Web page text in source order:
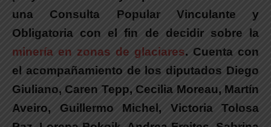
una Consulta Popular Vinculante y
Obligatoria con el fin de decidir sobre la
minería en zonas de glaciares. Cuenta con
el acompañamiento de los diputados Diego
Giuliano, Caren Tepp, Cecilia Moreau, Martín
Aveiro, Guillermo Michel, Victoria Tolosa